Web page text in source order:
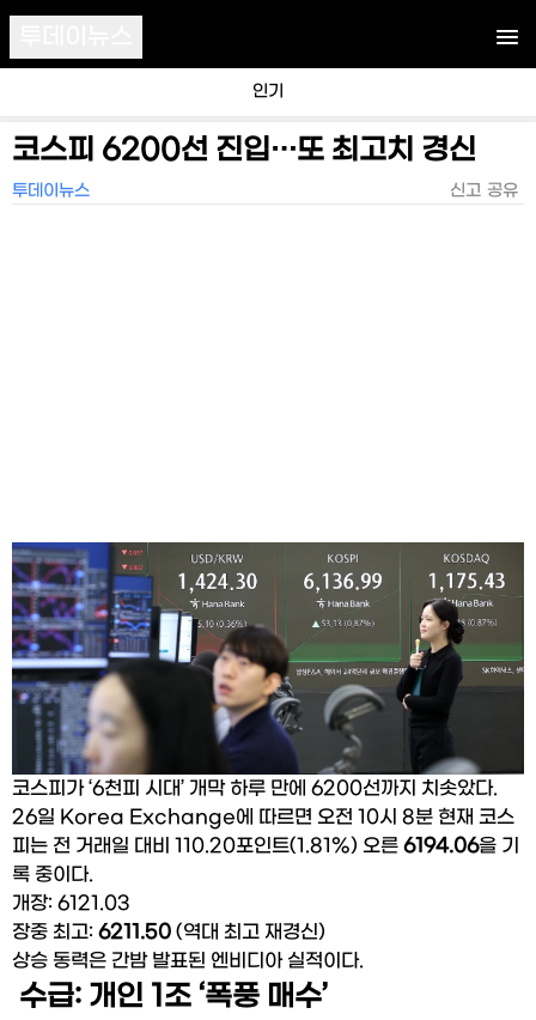
인기
코스피 6200선 진입…또 최고치 경신
투데이뉴스 신고 공유
코스피가 ‘6천피 시대’ 개막 하루 만에 6200선까지 치솟았다.
26일 Korea Exchange에 따르면 오전 10시 8분 현재 코스
피는 전 거래일 대비 110.20포인트(1.81%) 오른 6194.06을 기
록 중이다.
개장: 6121.03
장중 최고: 6211.50 (역대 최고 재경신)
상승 동력은 간밤 발표된 엔비디아 실적이다.
수급: 개인 1조 ‘폭풍 매수’